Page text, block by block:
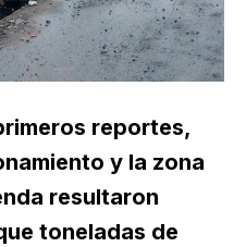
reportes,
y la zona
resultaron
toneladas de